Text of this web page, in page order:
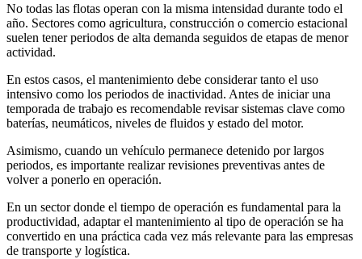
No todas las flotas operan con la misma intensidad durante todo el
año. Sectores como agricultura, construcción o comercio estacional
suelen tener periodos de alta demanda seguidos de etapas de menor
actividad.
En estos casos, el mantenimiento debe considerar tanto el uso
intensivo como los periodos de inactividad. Antes de iniciar una
temporada de trabajo es recomendable revisar sistemas clave como
baterías, neumáticos, niveles de fluidos y estado del motor.
Asimismo, cuando un vehículo permanece detenido por largos
periodos, es importante realizar revisiones preventivas antes de
volver a ponerlo en operación.
En un sector donde el tiempo de operación es fundamental para la
productividad, adaptar el mantenimiento al tipo de operación se ha
convertido en una práctica cada vez más relevante para las empresas
de transporte y logística.